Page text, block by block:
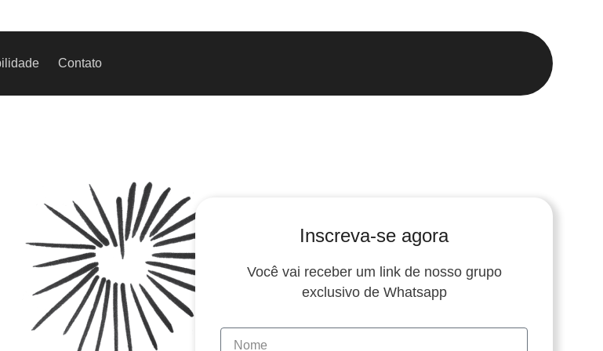
Contato
Inscreva-se agora
Você vai receber um link de nosso grupo
exclusivo de Whatsapp